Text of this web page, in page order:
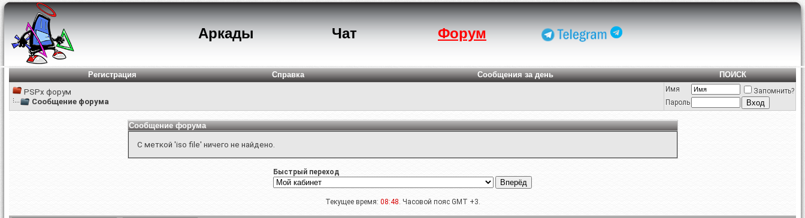
Аркады Чат Форум
Регистрация Справка Сообщения за день
ПОИСК
PSPx форум
Сообщение форума
Имя
Запомнить?
Пароль
Сообщение форума
С меткой 'iso file' ничего не найдено.
Быстрый переход
Текущее время: 08:48. Часовой пояс GMT +3.